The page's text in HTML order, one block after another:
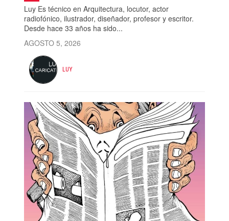
Luy Es técnico en Arquitectura, locutor, actor
radiofónico, ilustrador, diseñador, profesor y escritor.
Desde hace 33 años ha sido...
AGOSTO 5, 2026
LUY